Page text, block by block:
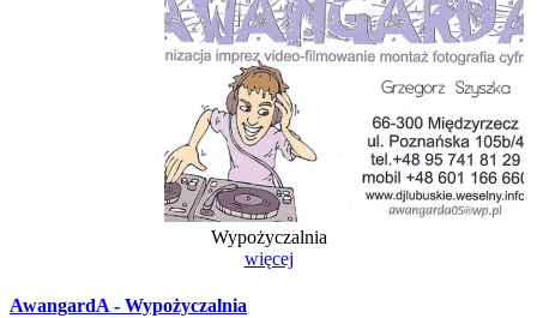
Wypożyczalnia
więcej
AwangardA - Wypożyczalnia